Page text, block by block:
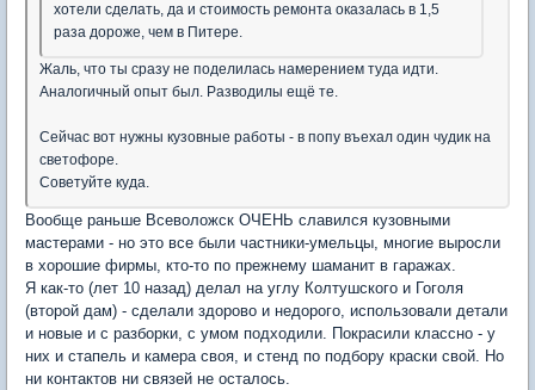
хотели сделать, да и стоимость ремонта оказалась в 1,5
раза дороже, чем в Питере.
Жаль, что ты сразу не поделилась намерением туда идти.
Аналогичный опыт был. Разводилы ещё те.
Сейчас вот нужны кузовные работы - в попу въехал один чудик на
светофоре.
Советуйте куда.
Вообще раньше Всеволожск ОЧЕНЬ славился кузовными
мастерами - но это все были частники-умельцы, многие выросли
в хорошие фирмы, кто-то по прежнему шаманит в гаражах.
Я как-то (лет 10 назад) делал на углу Колтушского и Гоголя
(второй дам) - сделали здорово и недорого, использовали детали
и новые и с разборки, с умом подходили. Покрасили классно - у
них и стапель и камера своя, и стенд по подбору краски свой. Но
ни контактов ни связей не осталось.